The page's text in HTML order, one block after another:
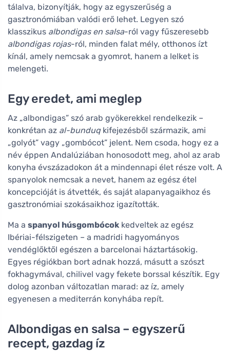
tálalva, bizonyítják, hogy az egyszerűség a
gasztronómiában valódi erő lehet. Legyen szó
klasszikus albondigas en salsa-ról vagy fűszeresebb
albondigas rojas-ról, minden falat mély, otthonos ízt
kínál, amely nemcsak a gyomrot, hanem a lelket is
melengeti.
Egy eredet, ami meglep
Az „albondigas” szó arab gyökerekkel rendelkezik –
konkrétan az al-bunduqkifejezésből származik, ami
„golyót” vagy „gombócot” jelent. Nem csoda, hogy ez a
név éppen Andalúziában honosodott meg, ahol az arab
konyha évszázadokon át a mindennapi élet része volt. A
spanyolok nemcsak a nevet, hanem az egész étel
koncepcióját is átvették, és saját alapanyagaikhoz és
gasztronómiai szokásaikhoz igazították.
Ma a spanyol húsgombócok kedveltek az egész
Ibériai-félszigeten – a madridi hagyományos
vendéglőktől egészen a barcelonai háztartásokig.
Egyes régiókban bort adnak hozzá, másutt a szószt
fokhagymával, chilivel vagy fekete borssal készítik. Egy
dolog azonban változatlan marad: az íz, amely
egyenesen a mediterrán konyhába repít.
Albondigas en salsa – egyszerű
recept, gazdag íz